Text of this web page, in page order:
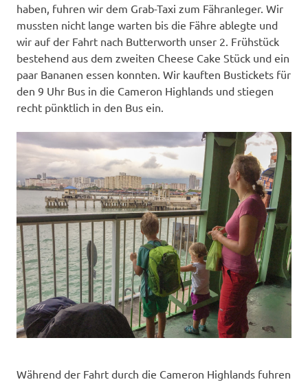
haben, fuhren wir dem Grab-Taxi zum Fähranleger. Wir
mussten nicht lange warten bis die Fähre ablegte und
wir auf der Fahrt nach Butterworth unser 2. Frühstück
bestehend aus dem zweiten Cheese Cake Stück und ein
paar Bananen essen konnten. Wir kauften Bustickets für
den 9 Uhr Bus in die Cameron Highlands und stiegen
recht pünktlich in den Bus ein.
Während der Fahrt durch die Cameron Highlands fuhren